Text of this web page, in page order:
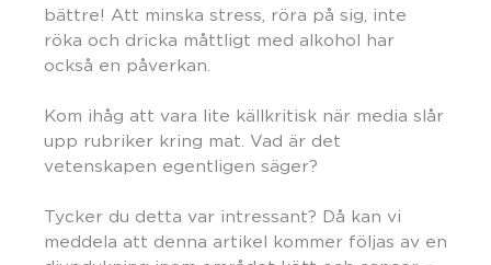
bättre! Att minska stress, röra på sig, inte
röka och dricka måttligt med alkohol har
också en påverkan.
Kom ihåg att vara lite källkritisk när media slår
upp rubriker kring mat. Vad är det
vetenskapen egentligen säger?
Tycker du detta var intressant? Då kan vi
meddela att denna artikel kommer följas av en